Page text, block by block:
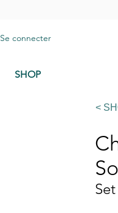
Se connecter
SHOP
<